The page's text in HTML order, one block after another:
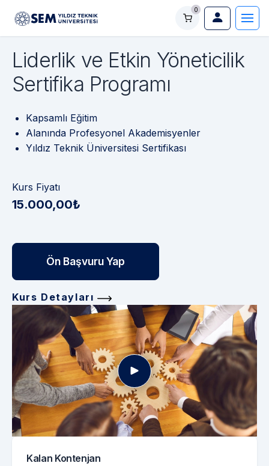
0
Liderlik ve Etkin Yöneticilik
Sertifika Programı
Kapsamlı Eğitim
Alanında Profesyonel Akademisyenler
Yıldız Teknik Üniversitesi Sertifikası
Kurs Fiyatı
15.000,00₺
Ön Başvuru Yap
Kurs Detayları
Kalan Kontenjan